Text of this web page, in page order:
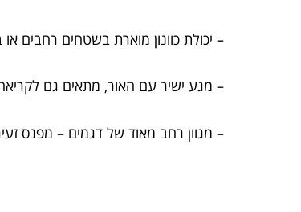
– יכולת כוונון מוארת בשטחים רחבים
– מגע ישיר עם האור, מתאים גם
– מגוון רחב מאוד של דגמים – מפנס